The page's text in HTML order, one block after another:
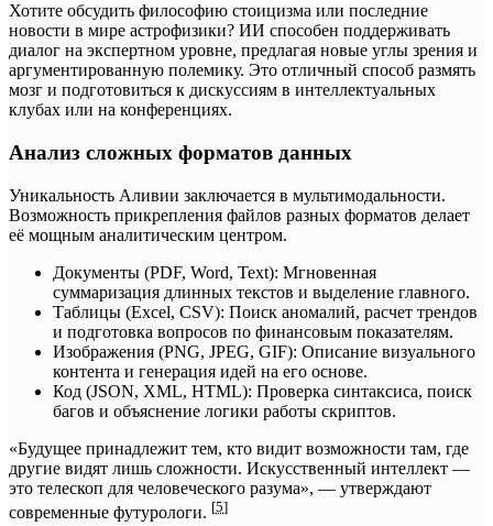
Хотите обсудить философию стоицизма или последние
новости в мире астрофизики? ИИ способен поддерживать
диалог на экспертном уровне, предлагая новые углы зрения и
аргументированную полемику. Это отличный способ размять
мозг и подготовиться к дискуссиям в интеллектуальных
клубах или на конференциях.
Анализ сложных форматов данных
Уникальность Аливии заключается в мультимодальности.
Возможность прикрепления файлов разных форматов делает
её мощным аналитическим центром.
Документы (PDF, Word, Text): Мгновенная
суммаризация длинных текстов и выделение главного.
Таблицы (Excel, CSV): Поиск аномалий, расчет трендов
и подготовка вопросов по финансовым показателям.
Изображения (PNG, JPEG, GIF): Описание визуального
контента и генерация идей на его основе.
Код (JSON, XML, HTML): Проверка синтаксиса, поиск
багов и объяснение логики работы скриптов.
«Будущее принадлежит тем, кто видит возможности там, где
другие видят лишь сложности. Искусственный интеллект —
это телескоп для человеческого разума», — утверждают
современные футурологи. [5]